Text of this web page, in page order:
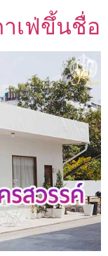
เฟ่ขึ้นชื่อ